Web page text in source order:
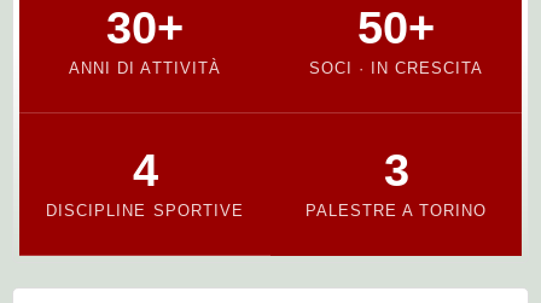
30+
ANNI DI ATTIVITÀ
50+
SOCI · IN CRESCITA
4
DISCIPLINE SPORTIVE
3
PALESTRE A TORINO